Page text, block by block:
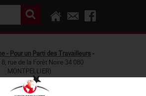
- Pour un Parti des Travailleurs -
8, rue de la Forêt Noire 34 080
MONTPELLIER)